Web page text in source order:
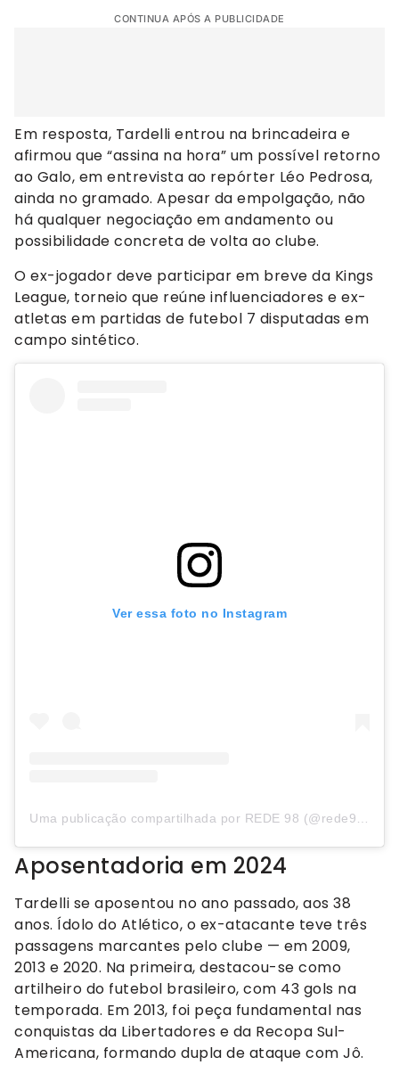
CONTINUA APÓS A PUBLICIDADE
Em resposta, Tardelli entrou na brincadeira e
afirmou que “assina na hora” um possível retorno
ao Galo, em entrevista ao repórter Léo Pedrosa,
ainda no gramado. Apesar da empolgação, não
há qualquer negociação em andamento ou
possibilidade concreta de volta ao clube.
O ex-jogador deve participar em breve da Kings
League, torneio que reúne influenciadores e ex-
atletas em partidas de futebol 7 disputadas em
campo sintético.
Ver essa foto no Instagram
Uma publicação compartilhada por REDE 98 (@rede98oficial)
Aposentadoria em 2024
Tardelli se aposentou no ano passado, aos 38
anos. Ídolo do Atlético, o ex-atacante teve três
passagens marcantes pelo clube — em 2009,
2013 e 2020. Na primeira, destacou-se como
artilheiro do futebol brasileiro, com 43 gols na
temporada. Em 2013, foi peça fundamental nas
conquistas da Libertadores e da Recopa Sul-
Americana, formando dupla de ataque com Jô.